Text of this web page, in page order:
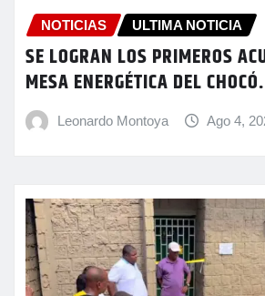
NOTICIAS ULTIMA NOTICIA
SE LOGRAN LOS PRIMEROS
MESA ENERGÉTICA DEL CHOCÓ.
Leonardo Montoya Ago 4,